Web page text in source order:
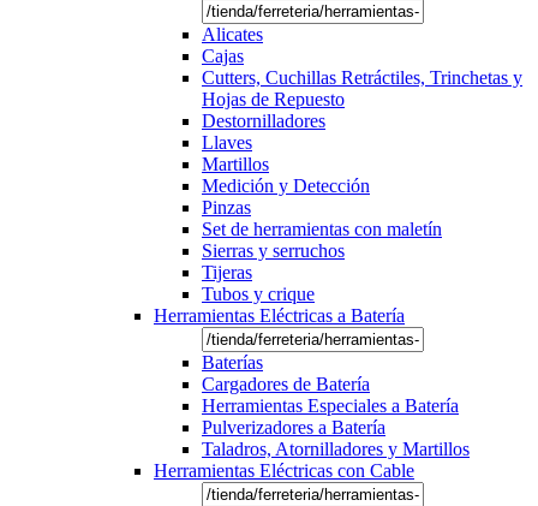
Alicates
Cajas
Cutters, Cuchillas Retráctiles, Trinchetas y
Hojas de Repuesto
Destornilladores
Llaves
Martillos
Medición y Detección
Pinzas
Set de herramientas con maletín
Sierras y serruchos
Tijeras
Tubos y crique
Herramientas Eléctricas a Batería
Baterías
Cargadores de Batería
Herramientas Especiales a Batería
Pulverizadores a Batería
Taladros, Atornilladores y Martillos
Herramientas Eléctricas con Cable